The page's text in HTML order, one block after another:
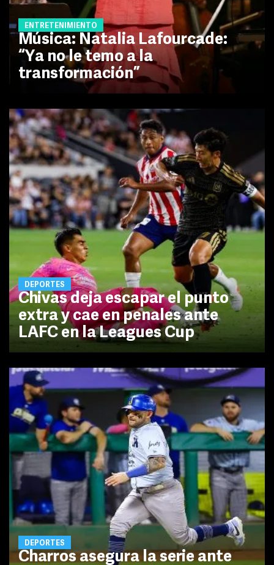
ENTRETENIMIENTO
Música: Natalia Lafourcade:
“Ya no le temo a la
transformación”
DEPORTES
Chivas deja escapar el punto
extra y cae en penales ante
LAFC en la Leagues Cup
DEPORTES
Charros asegura la serie ante